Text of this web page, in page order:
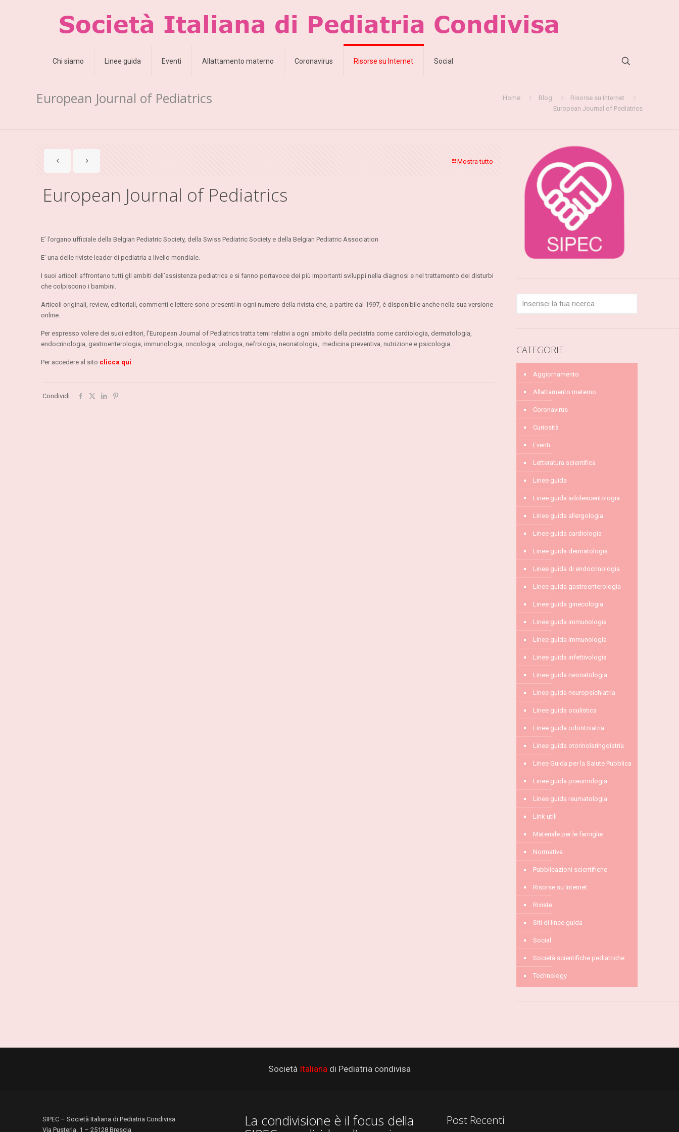
Chi siamo Linee guida Eventi Allattamento materno Coronavirus Risorse su Internet Social
European Journal of Pediatrics Home Blog
Risorse su Internet
European Journal of Pediatrics
Mostra tutto
European Journal of Pediatrics
E’ l’organo ufficiale della Belgian Pediatric Society, della Swiss Pediatric Society e della Belgian Pediatric Association
E’ una delle riviste leader di pediatria a livello mondiale.
I suoi articoli affrontano tutti gli ambiti dell’assistenza pediatrica e si fanno portavoce dei più importanti sviluppi nella diagnosi e nel trattamento dei disturbi
che colpiscono i bambini.
Articoli originali, review, editoriali, commenti e lettere sono presenti in ogni numero della rivista che, a partire dal 1997, è disponibile anche nella sua versione
online.
Per espresso volere dei suoi editori, l’European Journal of Pediatrics tratta temi relativi a ogni ambito della pediatria come cardiologia, dermatologia,
endocrinologia, gastroenterologia, immunologia, oncologia, urologia, nefrologia, neonatologia, medicina preventiva, nutrizione e psicologia.
Per accedere al sito clicca qui
Condividi
CATEGORIE
Aggiornamento
Allattamento materno
Coronavirus
Curiosità
Eventi
Letteratura scientifica
Linee guida
Linee guida adolescentologia
Linee guida allergologia
Linee guida cardiologia
Linee guida dermatologia
Linee guida di endocrinologia
Linee guida gastroenterologia
Linee guida ginecologia
Linee guida immunologia
Linee guida immunologia
Linee guida infettivologia
Linee guida neonatologia
Linee guida neuropsichiatria
Linee guida oculistica
Linee guida odontoiatria
Linee guida otorinolaringoiatria
Linee Guida per la Salute Pubblica
Linee guida pneumologia
Linee guida reumatologia
Link utili
Materiale per le famiglie
Normativa
Pubblicazioni scientifiche
Risorse su Internet
Riviste
Siti di linee guida
Social
Società scientifiche pediatriche
Technology
Società Italiana di Pediatria condivisa
SIPEC – Società Italiana di Pediatria Condivisa
Via Pusterla, 1 – 25128 Brescia
La condivisione è il focus della Post Recenti